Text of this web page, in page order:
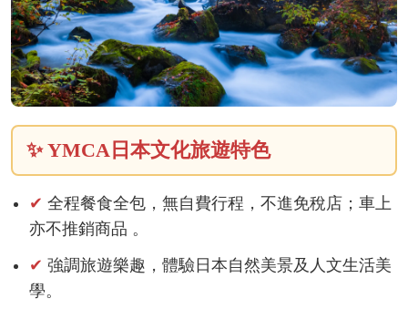
✨ YMCA日本文化旅遊特色
✔ 全程餐食全包，無自費行程，不進免稅店；車上
亦不推銷商品 。
✔ 強調旅遊樂趣，體驗日本自然美景及人文生活美
學。